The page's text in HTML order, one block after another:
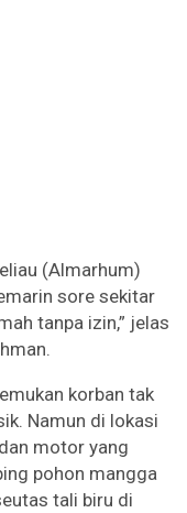
(Almarhum)
sore sekitar
tanpa izin,” jelas
korban tak
Namun di lokasi
motor yang
pohon mangga
tali biru di